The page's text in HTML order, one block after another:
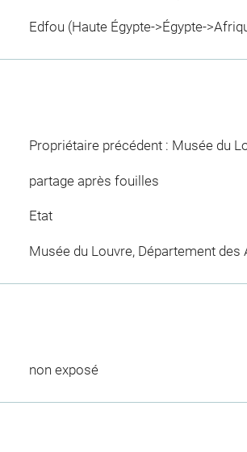
Edfou (Haute Égypte->Égypte-
Propriétaire précédent : Musée du
partage après fouilles
Etat
Musée du Louvre, Département
non exposé